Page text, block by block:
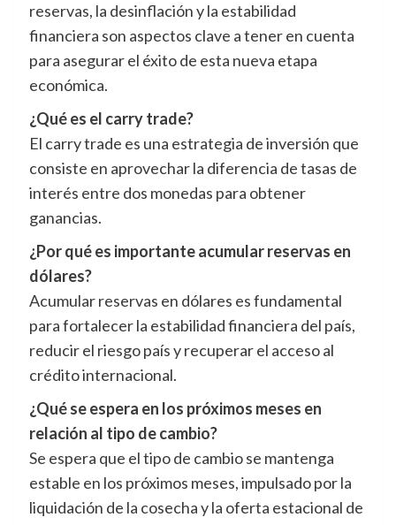
reservas, la desinflación y la estabilidad
financiera son aspectos clave a tener en cuenta
para asegurar el éxito de esta nueva etapa
económica.
¿Qué es el carry trade?
El carry trade es una estrategia de inversión que
consiste en aprovechar la diferencia de tasas de
interés entre dos monedas para obtener
ganancias.
¿Por qué es importante acumular reservas en
dólares?
Acumular reservas en dólares es fundamental
para fortalecer la estabilidad financiera del país,
reducir el riesgo país y recuperar el acceso al
crédito internacional.
¿Qué se espera en los próximos meses en
relación al tipo de cambio?
Se espera que el tipo de cambio se mantenga
estable en los próximos meses, impulsado por la
liquidación de la cosecha y la oferta estacional de